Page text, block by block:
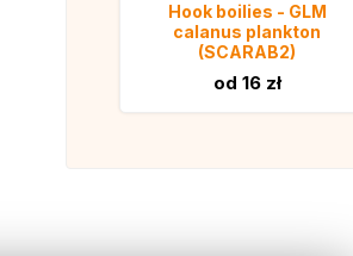
Hook boilies - GLM
calanus plankton
(SCARAB2)
od 16 zł